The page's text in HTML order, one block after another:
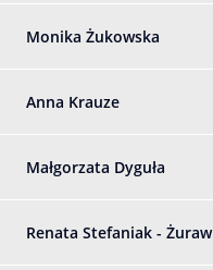
Monika Żukowska
Anna Krauze
Małgorzata Dyguła
Renata Stefaniak - Żuraw